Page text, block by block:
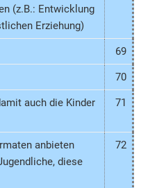
(z.B.: Entwicklung
Erziehung)
69
70
auch die Kinder
71
anbieten
diese
72